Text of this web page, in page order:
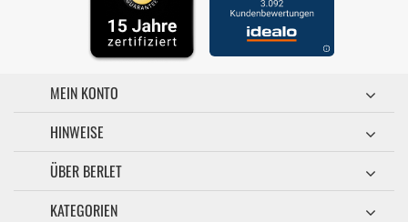
MEIN KONTO
HINWEISE
ÜBER BERLET
KATEGORIEN